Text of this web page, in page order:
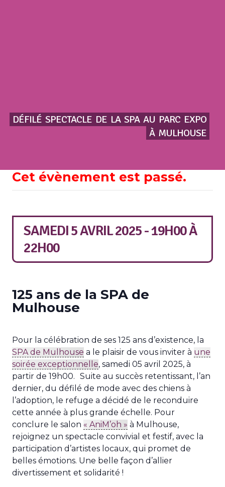
DÉFILÉ SPECTACLE DE LA SPA AU PARC EXPO
À MULHOUSE
Cet évènement est passé.
SAMEDI 5 AVRIL 2025 - 19H00À
22H00
125 ans de la SPA de
Mulhouse
Pour la célébration de ses 125 ans d’existence, la
SPA de Mulhouse a le plaisir de vous inviter à une
soirée exceptionnelle, samedi 05 avril 2025, à
partir de 19h00. Suite au succès retentissant, l’an
dernier, du défilé de mode avec des chiens à
l’adoption, le refuge a décidé de le reconduire
cette année à plus grande échelle. Pour
conclure le salon « AniM’oh » à Mulhouse,
rejoignez un spectacle convivial et festif, avec la
participation d’artistes locaux, qui promet de
belles émotions. Une belle façon d’allier
divertissement et solidarité !